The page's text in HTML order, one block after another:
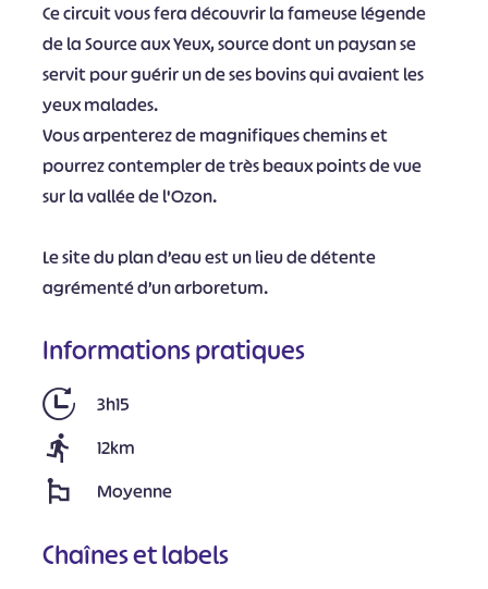
Ce circuit vous fera découvrir la fameuse légende
de la Source aux Yeux, source dont un paysan se
servit pour guérir un de ses bovins qui avaient les
yeux malades.
Vous arpenterez de magnifiques chemins et
pourrez contempler de très beaux points de vue
sur la vallée de l'Ozon.
Le site du plan d’eau est un lieu de détente
agrémenté d’un arboretum.
Informations pratiques
3h15
12km
Moyenne
Chaînes et labels